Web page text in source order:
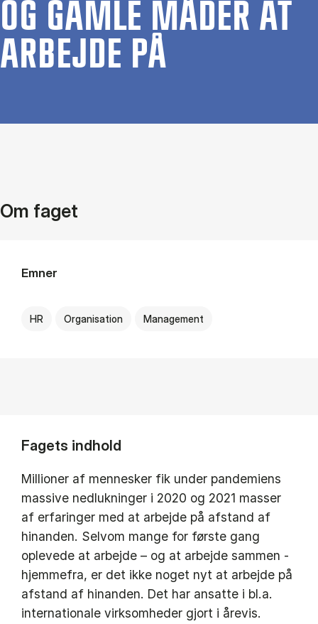
OG GAM­LE MÅ­DER AT
AR­BEJ­DE PÅ
Om faget
Emner
HR Organisation Management
Fagets indhold
Millioner af mennesker fik under pandemiens
massive nedlukninger i 2020 og 2021 masser
af erfaringer med at arbejde på afstand af
hinanden. Selvom mange for første gang
oplevede at arbejde – og at arbejde sammen -
hjemmefra, er det ikke noget nyt at arbejde på
afstand af hinanden. Det har ansatte i bl.a.
internationale virksomheder gjort i årevis.